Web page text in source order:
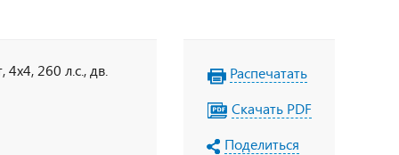
260 л.с., дв.
Распечатать
Скачать PDF
Поделиться